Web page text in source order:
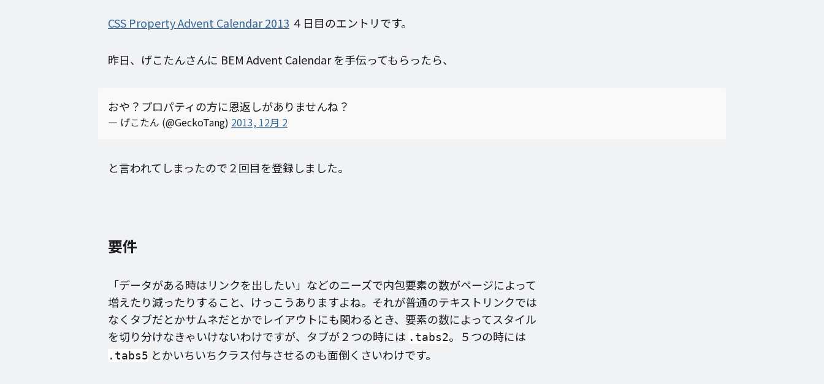
CSS Property Advent Calendar 2013 ４日目のエントリです。
昨日、げこたんさんに BEM Advent Calendar を手伝ってもらったら、
おや？プロパティの方に恩返しがありませんね？
— げこたん (@GeckoTang) 2013, 12月 2
と言われてしまったので２回目を登録しました。
要件
「データがある時はリンクを出したい」などのニーズで内包要素の数がページによって
増えたり減ったりすること、けっこうありますよね。それが普通のテキストリンクでは
なくタブだとかサムネだとかでレイアウトにも関わるとき、要素の数によってスタイル
を切り分けなきゃいけないわけですが、タブが２つの時には .tabs2。５つの時には
.tabs5 とかいちいちクラス付与させるのも面倒くさいわけです。